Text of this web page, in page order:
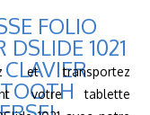
FOLIO
DSLIDE 1021
et transportez
votre tablette